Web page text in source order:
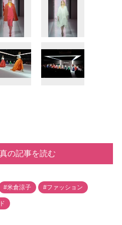
の記事を読む
#米倉涼子 #ファッション